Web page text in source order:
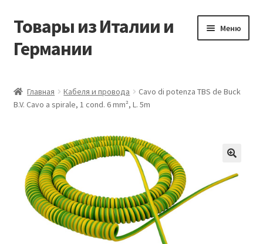
Перейти
навигации
Перейти
содержимому
Товары из Италии и
Германии
Меню
Виды доставки
Заказать товары из Европы
Контакты
Корзина
Мой аккаунт
Главная Кабеля и провода
Cavo di potenza TBS de Buck
B.V. Cavo a spirale, 1 cond. 6 mm², L. 5m